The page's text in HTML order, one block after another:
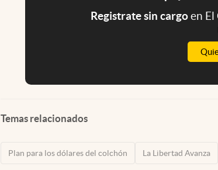
Registrate sin cargoen El
Temas relacionados
Plan para los dólares del colchón La Libertad Avanza